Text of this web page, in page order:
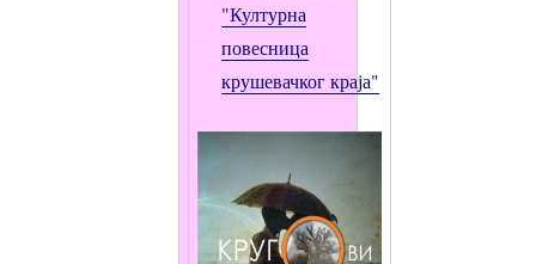
"Културна
повесница
крушевачког краја"